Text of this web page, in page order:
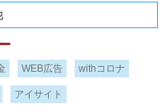
WEB広告 withコロナ
アイサイト